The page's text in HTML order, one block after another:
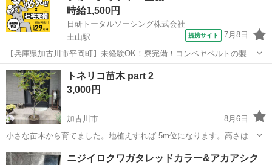
時給1,500円
日研トータルソーシング株式会社
土山駅
提携サイト 7月8日
【兵庫県加古川市平岡町】未経験OK！寮完備！コンベヤベルトの製造
《お仕事No.8A091》 お仕事について ベルトコンベアに使われるベル
ト部分のゴム製品の製造です。具体的には原料の投入や撹拌作業、ゴ
ムの圧着作業など機械のオ...
兵庫 加古川市 土山駅
トネリコ苗木 part 2
3,000円
加古川市
8月6日
小さな苗木から育てました。地植えすれば 5m位になります。高さは、
2m位あります。鉢のまま日当たりの良い所に置いてもいいかも。鉢
は、1000円しました。好きな方、取りに来られる方。
兵庫 加古川市 その他 苗木
ニジイロクワガタレッドカラー&アカアシク